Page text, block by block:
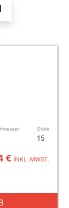
Dicke
15
€ INKL. MWST.